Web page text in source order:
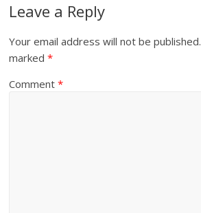
Leave a Reply
Your email address will not be published.
marked*
Comment*